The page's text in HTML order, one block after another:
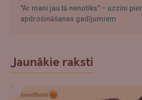
"Ar mani jau tā nenotiks" – uzzini
apdrošināšanas gadījumiem
Jaunākie raksti